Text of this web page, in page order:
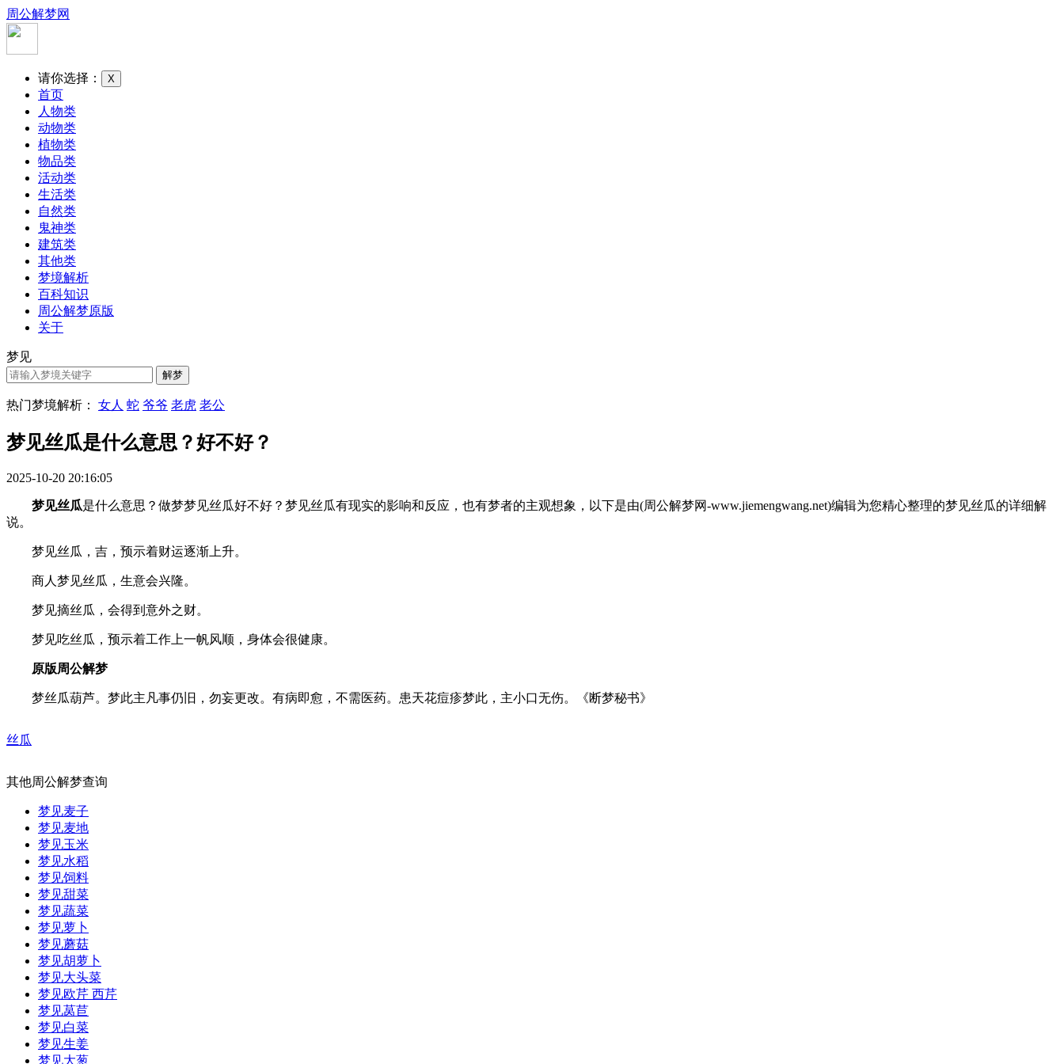
周公解梦网
请你选择： X
首页
人物类
动物类
植物类
物品类
活动类
生活类
自然类
鬼神类
建筑类
其他类
梦境解析
百科知识
周公解梦原版
关于
梦见
热门梦境解析： 女人 蛇 爷爷 老虎 老公
梦见丝瓜是什么意思？好不好？
2025-10-20 20:16:05
梦见丝瓜是什么意思？做梦梦见丝瓜好不好？梦见丝瓜有现实的影响和反应，也有梦者的主观想象，以下是由(周公解梦网-www.jiemengwang.net)编辑为您精心整理的梦见丝瓜的详细解
说。
梦见丝瓜，吉，预示着财运逐渐上升。
商人梦见丝瓜，生意会兴隆。
梦见摘丝瓜，会得到意外之财。
梦见吃丝瓜，预示着工作上一帆风顺，身体会很健康。
原版周公解梦
梦丝瓜葫芦。梦此主凡事仍旧，勿妄更改。有病即愈，不需医药。患天花痘疹梦此，主小口无伤。《断梦秘书》
丝瓜
其他周公解梦查询
梦见麦子
梦见麦地
梦见玉米
梦见水稻
梦见饲料
梦见甜菜
梦见蔬菜
梦见萝卜
梦见蘑菇
梦见胡萝卜
梦见大头菜
梦见欧芹 西芹
梦见莴苣
梦见白菜
梦见生姜
梦见大葱